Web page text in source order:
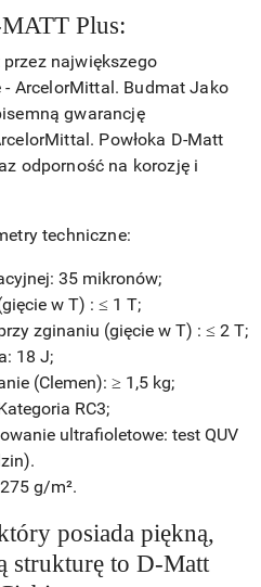
Plus:
największego
ArcelorMittal. Budmat Jako
gwarancję
Powłoka D-Matt
odporność na korozję i
techniczne:
35 mikronów;
w T) : ≤ 1 T;
zginaniu (gięcie w T) : ≤ 2 T;
18 J;
(Clemen): ≥ 1,5 kg;
RC3;
ultrafioletowe: test QUV
g/m².
posiada piękną,
strukturę to D-Matt